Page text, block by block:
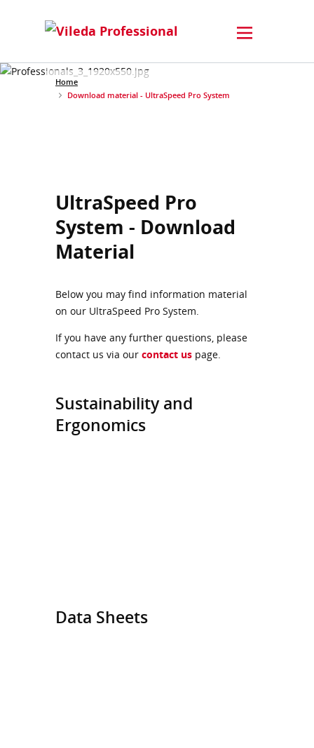
Home
Download material - UltraSpeed Pro System
UltraSpeed Pro
System - Download
Material
Below you may find information material
on our UltraSpeed Pro System.
If you have any further questions, please
contact us via our contact us page.
Sustainability and
Ergonomics
Data Sheets